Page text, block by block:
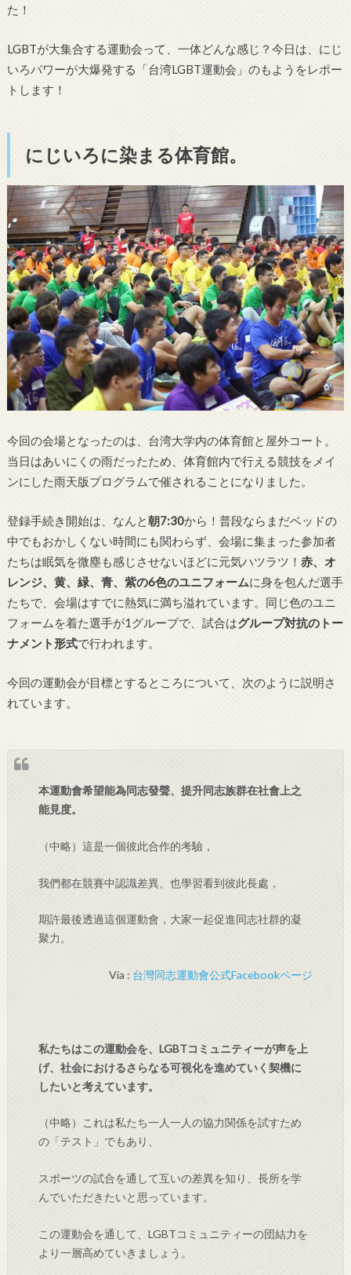
た！
LGBTが大集合する運動会って、一体どんな感じ？今日は、にじ
いろパワーが大爆発する「台湾LGBT運動会」のもようをレポー
トします！
にじいろに染まる体育館。
今回の会場となったのは、台湾大学内の体育館と屋外コート。
当日はあいにくの雨だったため、体育館内で行える競技をメイ
ンにした雨天版プログラムで催されることになりました。
登録手続き開始は、なんと朝7:30から！普段ならまだベッドの
中でもおかしくない時間にも関わらず、会場に集まった参加者
たちは眠気を微塵も感じさせないほどに元気ハツラツ！ 赤、オ
レンジ、黄、緑、青、紫の6色のユニフォームに身を包んだ選手
たちで、会場はすでに熱気に満ち溢れています。同じ色のユニ
フォームを着た選手が1グループで、試合はグループ対抗のトー
ナメント形式で行われます。
今回の運動会が目標とするところについて、次のように説明さ
れています。
本運動會希望能為同志發聲、提升同志族群在社會上之
能見度。
（中略）這是一個彼此合作的考驗，
我們都在競賽中認識差異、也學習看到彼此長處，
期許最後透過這個運動會，大家一起促進同志社群的凝
聚力。
Via : 台灣同志運動會公式Facebookページ
私たちはこの運動会を、LGBTコミュニティーが声を上
げ、社会におけるさらなる可視化を進めていく契機に
したいと考えています。
（中略）これは私たち一人一人の協力関係を試すため
の「テスト」でもあり、
スポーツの試合を通して互いの差異を知り、長所を学
んでいただきたいと思っています。
この運動会を通して、LGBTコミュニティーの団結力を
より一層高めていきましょう。